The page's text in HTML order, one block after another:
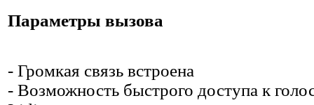
Параметры вызова
- Громкая связь встроена
- Возможность быстрого доступа к